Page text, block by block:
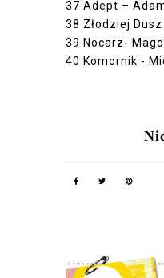
37 Adept –
38 Złodziej
39 Nocarz-
40 Komornik -